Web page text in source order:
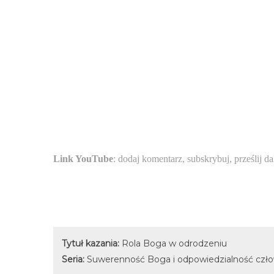
Link YouTube: dodaj komentarz, subskrybuj, prześlij
Tytuł kazania: Rola Boga w odrodzeniu
Seria: Suwerenność Boga i odpowiedzialność